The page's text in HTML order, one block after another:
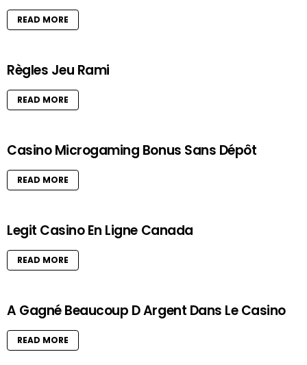
READ MORE
Règles Jeu Rami
READ MORE
Casino Microgaming Bonus Sans Dépôt
READ MORE
Legit Casino En Ligne Canada
READ MORE
A Gagné Beaucoup D Argent Dans Le Casino
READ MORE